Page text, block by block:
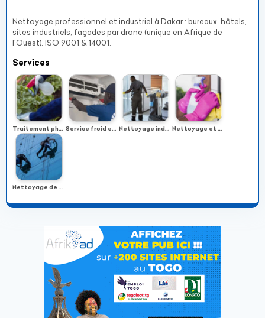
Nettoyage professionnel et industriel à Dakar : bureaux, hôtels,
sites industriels, façades par drone (unique en Afrique de
l'Ouest). ISO 9001 & 14001.
Services
Traitement phytosanitaire Service froid et climatisation Nettoyage industriel Nettoyage et entretien pro
Nettoyage de façade